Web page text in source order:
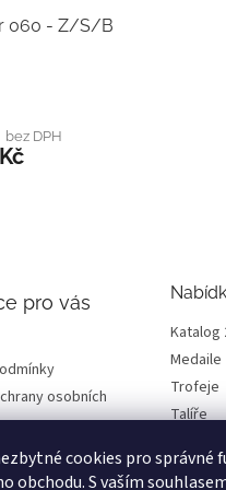
cookies pro správné
obchodu. S vaším
060 - Z/S/B
bez DPH
pro vás
osobních
Katalog
Medaile
Trofeje
Talíře